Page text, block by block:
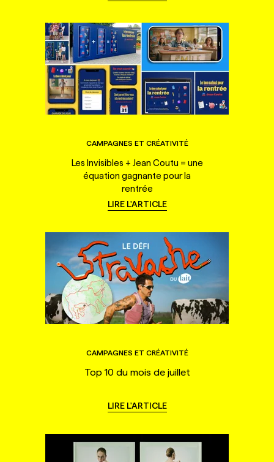
CAMPAGNES ET CRÉATIVITÉ
Les Invisibles + Jean Coutu = une
équation gagnante pour la
rentrée
LIRE L'ARTICLE
CAMPAGNES ET CRÉATIVITÉ
Top 10 du mois de juillet
LIRE L'ARTICLE